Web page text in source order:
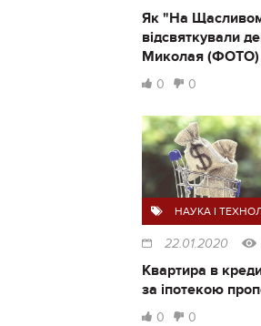
Як "На
відсвяткували
Миколая (ФОТО)
0 0
НАУКА І
22.01.2020
Квартира в
за іпотекою
0 0